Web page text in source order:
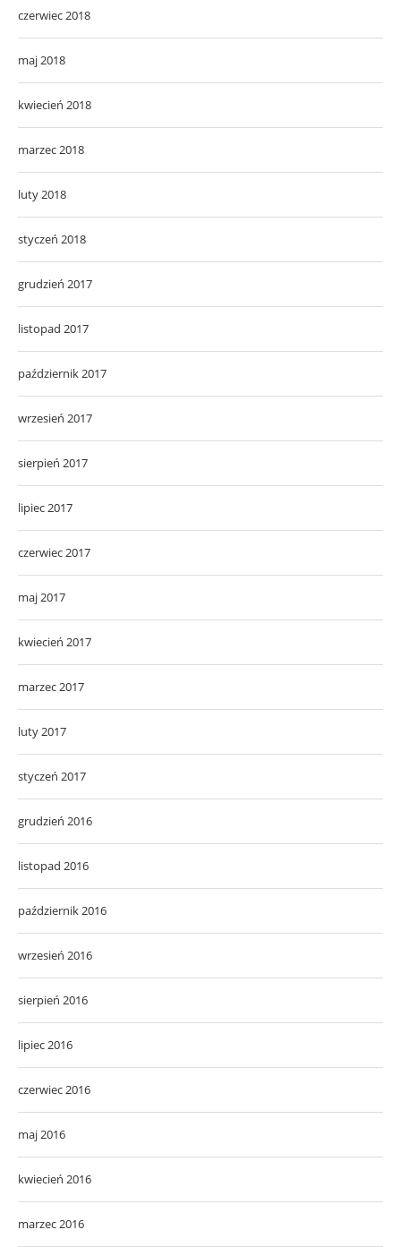
czerwiec 2018
maj 2018
kwiecień 2018
marzec 2018
luty 2018
styczeń 2018
grudzień 2017
listopad 2017
październik 2017
wrzesień 2017
sierpień 2017
lipiec 2017
czerwiec 2017
maj 2017
kwiecień 2017
marzec 2017
luty 2017
styczeń 2017
grudzień 2016
listopad 2016
październik 2016
wrzesień 2016
sierpień 2016
lipiec 2016
czerwiec 2016
maj 2016
kwiecień 2016
marzec 2016